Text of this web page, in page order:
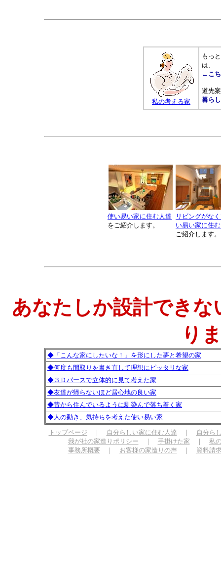
私の考える家
もっ
は、
←こ
道先
暮ら
使い易い家に住む人達
をご紹介します。
リビングがな
い易い家に住
ご紹介します。
あなたしか設計でき
り
◆「こんな家にしたいな！」を形にした夢と希望の家
◆何度も間取りを書き直して理想にピッタリな家
◆３Ｄパースで立体的に見て考えた家
◆友達が帰らないほど居心地の良い家
◆昔から住んでいるように馴染んで落ち着く家
◆人の動き、気持ちを考えた使い易い家
トップページ 自分らしい家に住む人達
自分ら
我が社の家造りポリシー
手掛けた家
私
事務所概要｜ お客様の家造りの声｜ 資料請